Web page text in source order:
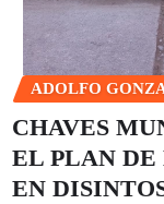
ADOLFO
CHAVES
EL PLAN
EN